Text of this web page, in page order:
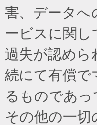
害、データへ
ービスに関し
過失が認めら
続にて有償で
るものであ
その他の一切